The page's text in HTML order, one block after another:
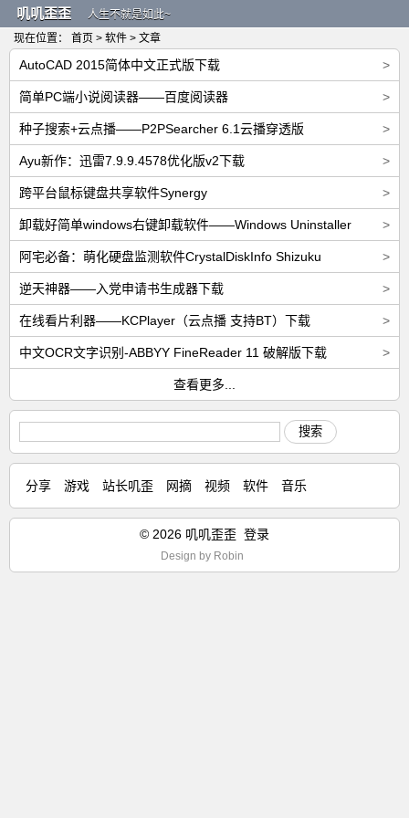
叽叽歪歪
人生不就是如此~
现在位置： 首页 > 软件 > 文章
>
AutoCAD 2015简体中文正式版下载
>
简单PC端小说阅读器——百度阅读器
>
种子搜索+云点播——P2PSearcher 6.1云播穿透版
>
Ayu新作：迅雷7.9.9.4578优化版v2下载
>
跨平台鼠标键盘共享软件Synergy
>
卸载好简单windows右键卸载软件——Windows Uninstaller
>
阿宅必备：萌化硬盘监测软件CrystalDiskInfo Shizuku
>
逆天神器——入党申请书生成器下载
>
在线看片利器——KCPlayer（云点播 支持BT）下载
>
中文OCR文字识别-ABBYY FineReader 11 破解版下载
查看更多...
搜索
分享 游戏 站长叽歪 网摘 视频 软件 音乐
© 2026 叽叽歪歪 登录
Design by Robin